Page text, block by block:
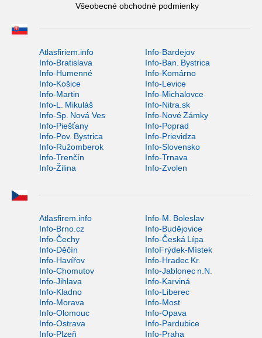
Všeobecné obchodné podmienky
Atlasfiriem.info
Info-Bardejov
Info-Bratislava
Info-Ban. Bystrica
Info-Humenné
Info-Komárno
Info-Košice
Info-Levice
Info-Martin
Info-Michalovce
Info-L. Mikuláš
Info-Nitra.sk
Info-Sp. Nová Ves
Info-Nové Zámky
Info-Piešťany
Info-Poprad
Info-Pov. Bystrica
Info-Prievidza
Info-Ružomberok
Info-Slovensko
Info-Trenčín
Info-Trnava
Info-Žilina
Info-Zvolen
Atlasfirem.info
Info-M. Boleslav
Info-Brno.cz
Info-Budějovice
Info-Čechy
Info-Česká Lípa
Info-Děčín
InfoFrýdek-Místek
Info-Havířov
Info-Hradec Kr.
Info-Chomutov
Info-Jablonec n.N.
Info-Jihlava
Info-Karviná
Info-Kladno
Info-Liberec
Info-Morava
Info-Most
Info-Olomouc
Info-Opava
Info-Ostrava
Info-Pardubice
Info-Plzeň
Info-Praha